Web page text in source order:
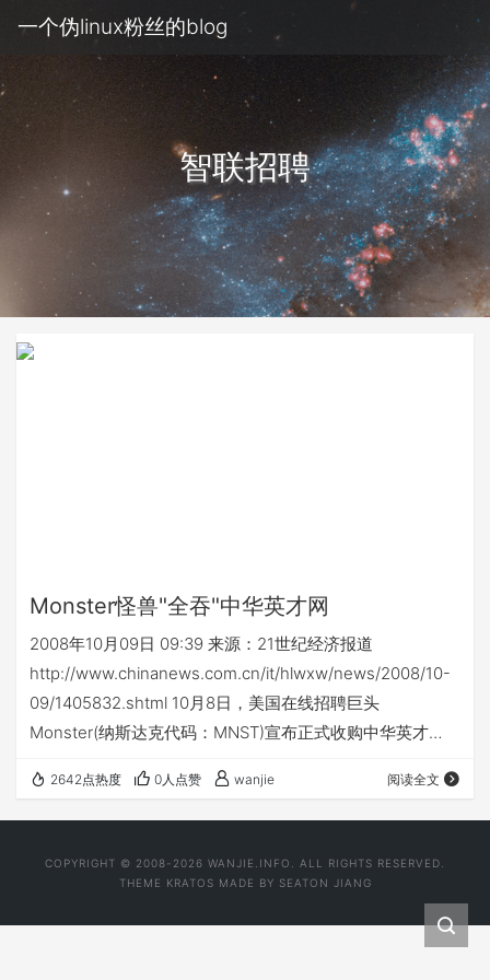
一个伪linux粉丝的blog
智联招聘
Monster怪兽"全吞"中华英才网
2008年10月09日 09:39 来源：21世纪经济报道
http://www.chinanews.com.cn/it/hlwxw/news/2008/10-
09/1405832.shtml 10月8日，美国在线招聘巨头
Monster(纳斯达克代码：MNST)宣布正式收购中华英才
英才网剩余55%股份的收购。
2642点热度 0人点赞 wanjie 阅读全文
COPYRIGHT © 2008-2026 WANJIE.INFO. ALL RIGHTS RESERVED.
THEME KRATOS MADE BY SEATON JIANG